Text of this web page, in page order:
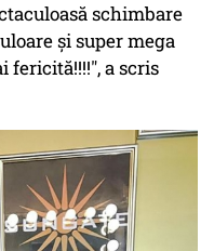
schimbare
şi super mega
fericită!!!!", a scris